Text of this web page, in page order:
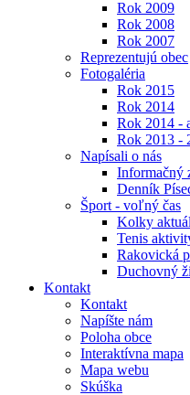
Rok 2009
Rok 2008
Rok 2007
Reprezentujú obec
Fotogaléria
Rok 2015
Rok 2014
Rok 2014 -
Rok 2013 -
Napísali o nás
Informačný
Denník
Šport - voľný čas
Kolky
Tenis
Rakovická
Duchovný
Kontakt
Kontakt
Napíšte nám
Poloha obce
Interaktívna mapa
Mapa webu
Skúška